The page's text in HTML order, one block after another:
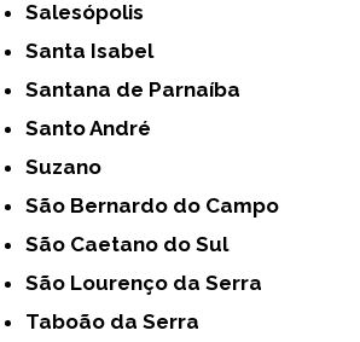
Salesópolis
Santa Isabel
Santana de Parnaíba
Santo André
Suzano
São Bernardo do Campo
São Caetano do Sul
São Lourenço da Serra
Taboão da Serra